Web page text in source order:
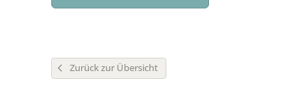
Zurück zur Übersicht